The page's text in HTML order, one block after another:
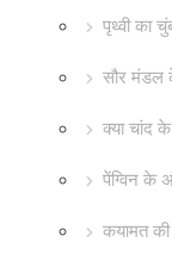
पृथ्वी का
सौर मंडल
क्या चांद
पेंग्विन के
कयामत